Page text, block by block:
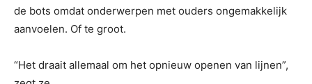
de bots omdat onderwerpen met ouders ongemakkelijk
aanvoelen. Of te groot.
“Het draait allemaal om het opnieuw openen van lijnen”,